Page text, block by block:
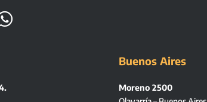
Buenos Aires
Moreno 2500